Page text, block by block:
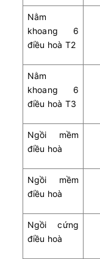
Nằm
khoang 6
điều hoà T2
Nằm
khoang 6
điều hoà T3
Ngồi mềm
điều hoà
Ngồi mềm
điều hoà
Ngồi cứng
điều hoà